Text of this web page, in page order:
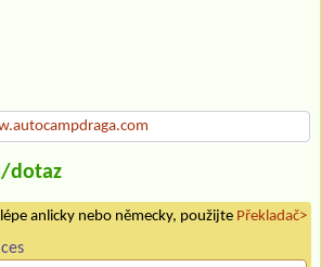
dotaz
anlicky nebo německy, použijte Překladač>